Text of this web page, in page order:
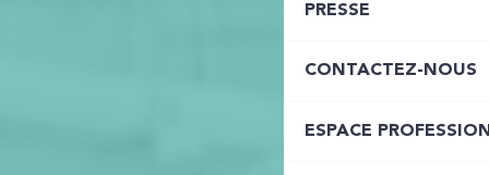
PRESSE
CONTACTEZ-NOUS
ESPACE